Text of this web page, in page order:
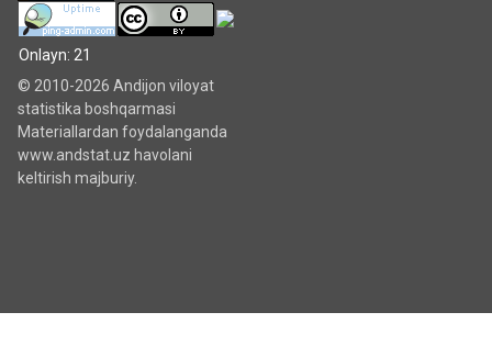
Onlayn: 21
© 2010-2026 Andijon viloyat
statistika boshqarmasi
Materiallardan foydalanganda
www.andstat.uz havolani
keltirish majburiy.